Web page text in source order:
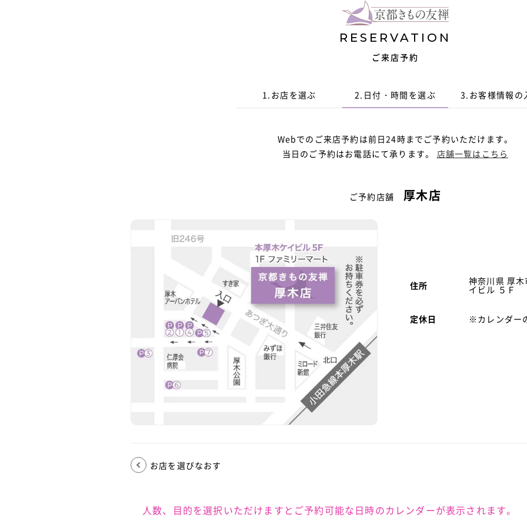
RESERVATION
ご来店予約
1. お店を選ぶ 2. 日付・時間 を選ぶ 3. お客様情報 の
Webでのご来店予約は前日24時までご予約いただけます。
当日のご予約はお電話にて承ります。 店舗一覧はこちら
ご予約店舗 厚木店
住所 神奈川県 厚
イビル ５Ｆ
定休日 ※カレンダー
お店を選びなおす
人数、目的を選択いただけますとご予約可能な日時のカレンダーが表示されます。